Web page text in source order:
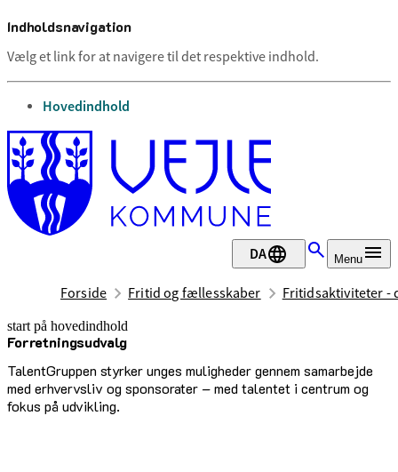
Indholdsnavigation
Vælg et link for at navigere til det respektive indhold.
gå til
Hovedindhold
DA Menu
Forside Fritid og fællesskaber Fritidsaktiviteter -
start på hovedindhold
Forretningsudvalg
TalentGruppen styrker unges muligheder gennem samarbejde
med erhvervsliv og sponsorater – med talentet i centrum og
fokus på udvikling.
senest opdateret 13. maj 2026